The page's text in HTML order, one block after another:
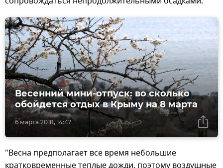
6 марта 2018, 14:47
Весенний мини-отпуск: во сколько
обойдется отдых в Крыму на 8 марта
"Весна предполагает все время небольшие
кратковременные теплые дожди, поэтому воздушные